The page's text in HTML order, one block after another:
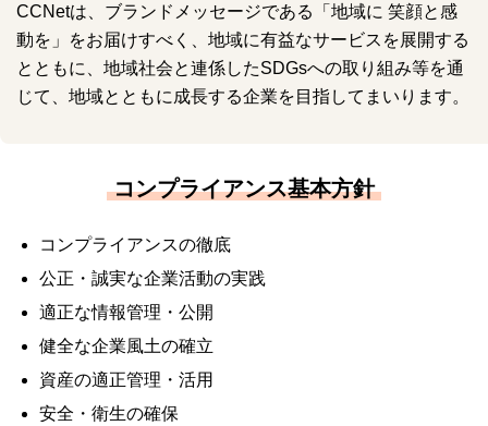
CCNetは、ブランドメッセージである「地域に 笑顔と感
動を」をお届けすべく、地域に有益なサービスを展開する
とともに、地域社会と連係したSDGsへの取り組み等を通
じて、地域とともに成長する企業を目指してまいります。
コンプライアンス基本方針
コンプライアンスの徹底
公正・誠実な企業活動の実践
適正な情報管理・公開
健全な企業風土の確立
資産の適正管理・活用
安全・衛生の確保